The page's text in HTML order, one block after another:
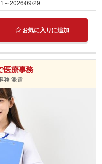
～2026/09/29
お気に入りに追加
医療事務
務 派遣